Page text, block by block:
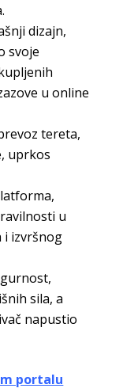
dizajn,
svoje
u online
tereta,
uprkos
u
i izvršnog
sila, a
napustio
portalu